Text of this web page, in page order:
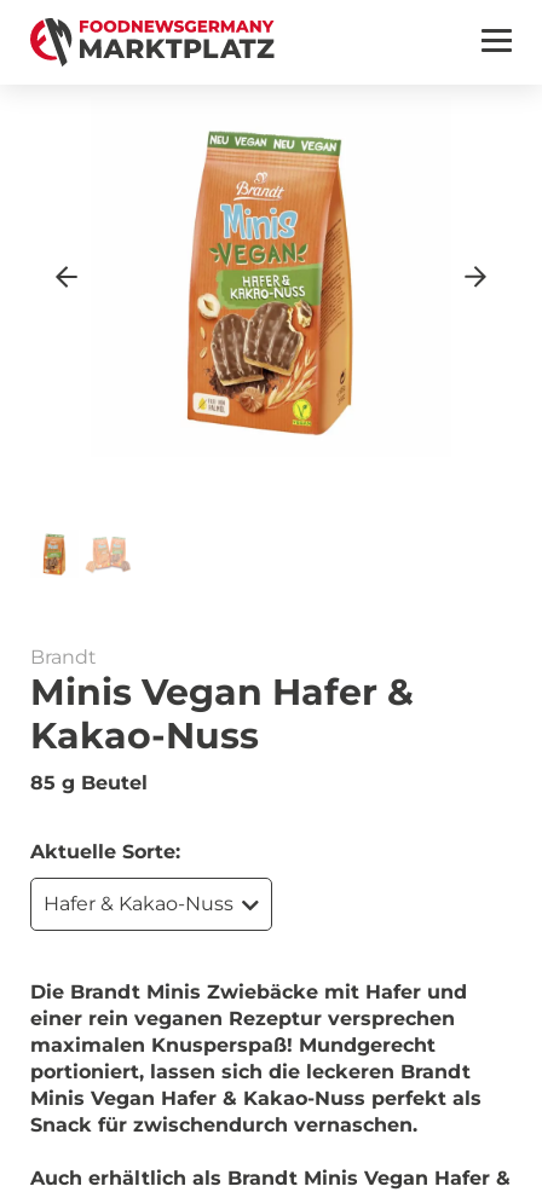
Brandt
Minis Vegan Hafer &
Kakao-Nuss
85 g Beutel
Aktuelle Sorte:
Hafer & Kakao-Nuss
Die Brandt Minis Zwiebäcke mit Hafer und
einer rein veganen Rezeptur versprechen
maximalen Knusperspaß! Mundgerecht
portioniert, lassen sich die leckeren Brandt
Minis Vegan Hafer & Kakao-Nuss perfekt als
Snack für zwischendurch vernaschen.
Auch erhältlich als Brandt Minis Vegan Hafer &